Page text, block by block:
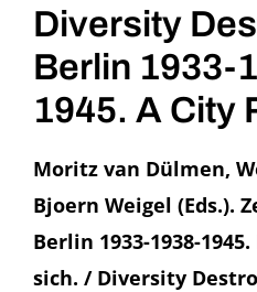
Diversity
Berlin 1933-
1945. A City
Moritz van Dülmen,
Bjoern Weigel (Eds.).
Berlin 1933-1938-1945.
sich. / Diversity